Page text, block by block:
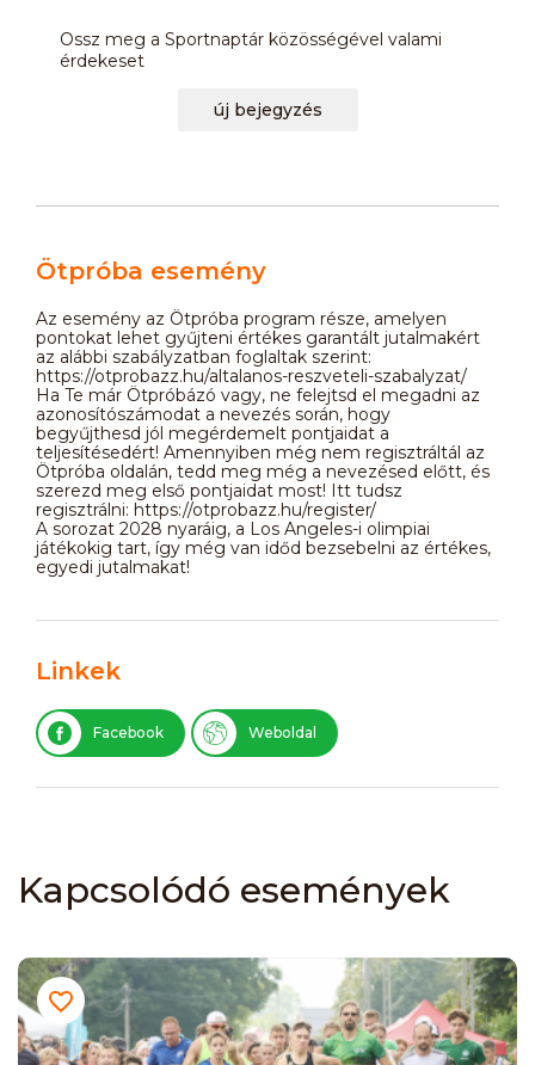
Ossz meg a Sportnaptár közösségével valami
érdekeset
új bejegyzés
Ötpróba esemény
Az esemény az Ötpróba program része, amelyen
pontokat lehet gyűjteni értékes garantált jutalmakért
az alábbi szabályzatban foglaltak szerint:
https://otprobazz.hu/altalanos-reszveteli-szabalyzat/
Ha Te már Ötpróbázó vagy, ne felejtsd el megadni az
azonosítószámodat a nevezés során, hogy
begyűjthesd jól megérdemelt pontjaidat a
teljesítésedért! Amennyiben még nem regisztráltál az
Ötpróba oldalán, tedd meg még a nevezésed előtt, és
szerezd meg első pontjaidat most! Itt tudsz
regisztrálni: https://otprobazz.hu/register/
A sorozat 2028 nyaráig, a Los Angeles-i olimpiai
játékokig tart, így még van időd bezsebelni az értékes,
egyedi jutalmakat!
Linkek
Facebook Weboldal
Kapcsolódó események